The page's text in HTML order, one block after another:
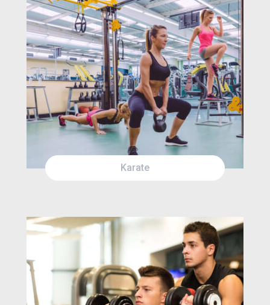
SUN 1:30AM
MON 12:00AM
TUE 12:00PM
Karate
THU 1:30AM